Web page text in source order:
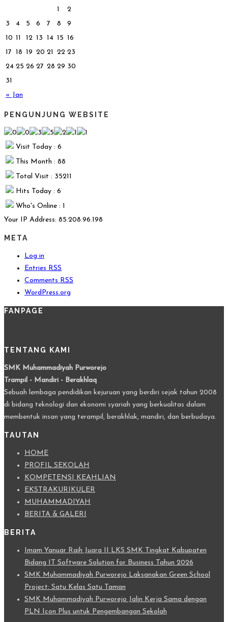
« Jan
1
2
3
4 5 6 7 8
9
10 11 12 13 14 15 16
17 18 19 20 21 22 23
24 25 26 27 28 29 30
31
PENGUNJUNG WEBSITE
Visit Today : 6
This Month : 88
Total Visit : 35211
Hits Today : 6
Who's Online : 1
Your IP Address: 85.208.96.198
META
Log in
Entries RSS
Comments RSS
WordPress.org
FANPAGE
TENTANG KAMI
SMK Muhammadiyah Purworejo
Trampil - Mandiri - Berakhlaq
Sebuah lembaga pendidikan kejuruan yang berdiri sejak tahun 2008
di bidang teknologi dan ekonomi syariah yang berkualitas dalam
membentuk insan yang terampil, berakhlak, mandiri, dan berbudaya.
TAUTAN
HOME
PROFIL SEKOLAH
KOMPETENSI KEAHLIAN
EKSTRAKURIKULER
MUHAMMADIYAH
BERITA & GALERI
BERITA
Imam Yanuar Raih Juara II LKS SMK Tingkat Kabupaten
Bidang IT Software Solution for Business Tahun 2026
SMK Muhammadiyah Purworejo Laksanakan Green School
Project: Satu Kelas Satu Taman
SMK Muhammadiyah Purworejo Jalin Kerja Sama dengan
PLN Icon Plus untuk Pengembangan Sekolah